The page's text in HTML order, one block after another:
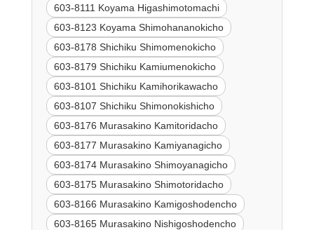
603-8111 Koyama Higashimotomachi
603-8123 Koyama Shimohananokicho
603-8178 Shichiku Shimomenokicho
603-8179 Shichiku Kamiumenokicho
603-8101 Shichiku Kamihorikawacho
603-8107 Shichiku Shimonokishicho
603-8176 Murasakino Kamitoridacho
603-8177 Murasakino Kamiyanagicho
603-8174 Murasakino Shimoyanagicho
603-8175 Murasakino Shimotoridacho
603-8166 Murasakino Kamigoshodencho
603-8165 Murasakino Nishigoshodencho